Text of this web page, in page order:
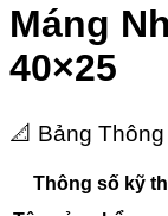
Máng
40×25
📐 Bảng
Thông số kỹ